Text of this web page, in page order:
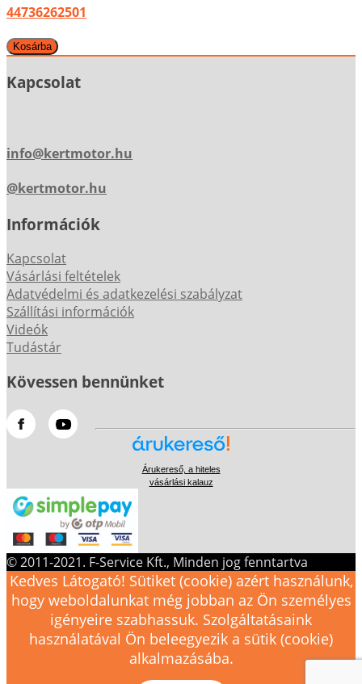
44736262501
Kapcsolat
info@kertmotor.hu
@kertmotor.hu
Információk
Kapcsolat
Vásárlási feltételek
Adatvédelmi és adatkezelési szabályzat
Szállítási információk
Videók
Tudástár
Kövessen bennünket
Árukereső, a hiteles
vásárlási kalauz
© 2011-2021. F-Service Kft., Minden jog fenntartva
Kedves Látogató! Sütiket (cookie) azért használunk,
hogy weboldalunkat még jobban az Ön személyes
igényeire szabhassuk. Szolgáltatásaink
használatával Ön beleegyezik a sütik (cookie)
alkalmazásába.